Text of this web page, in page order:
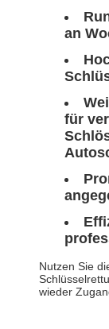
an
für
Nutzen Sie
wieder